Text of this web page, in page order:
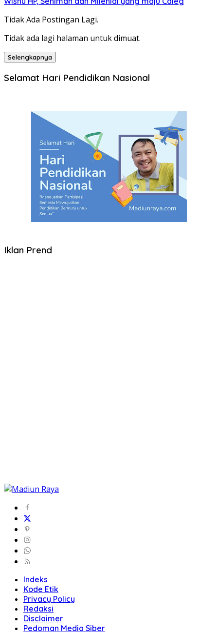
Tidak Ada Postingan Lagi.
Tidak ada lagi halaman untuk dimuat.
Selengkapnya
Selamat Hari Pendidikan Nasional
Iklan Prend
Indeks
Kode Etik
Privacy Policy
Redaksi
Disclaimer
Pedoman Media Siber